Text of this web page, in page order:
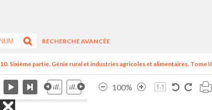
RECHERCHE AVANCÉE
10. Sixième partie. Génie rural et industries agricoles et alimentaires. Tome II
100%